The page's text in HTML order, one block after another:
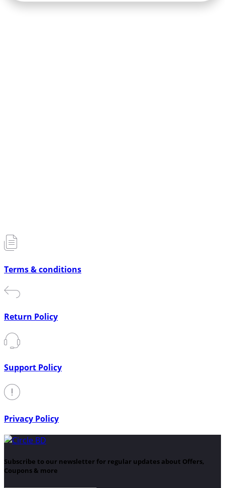
Terms & conditions
Return Policy
Support Policy
Privacy Policy
Subscribe to our newsletter for regular updates about Offers,
Coupons & more